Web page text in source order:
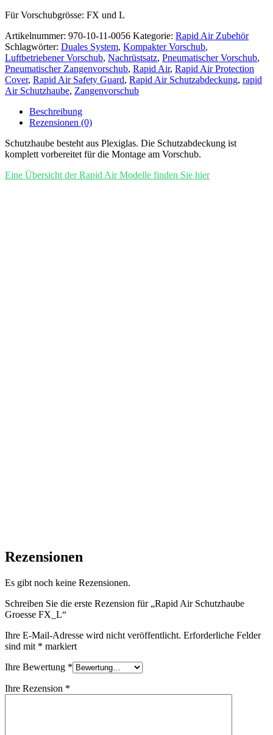
Für Vorschubgrösse: FX und L
Artikelnummer: 970-10-11-0056 Kategorie: Rapid Air Zubehör
Schlagwörter: Duales System, Kompakter Vorschub,
Luftbetriebener Vorschub, Nachrüstsatz, Pneumatischer Vorschub,
Pneumatischer Zangenvorschub, Rapid Air, Rapid Air Protection
Cover, Rapid Air Safety Guard, Rapid Air Schutzabdeckung, rapid
Air Schutzhaube, Zangenvorschub
Beschreibung
Rezensionen (0)
Schutzhaube besteht aus Plexiglas. Die Schutzabdeckung ist
komplett vorbereitet für die Montage am Vorschub.
Eine Übersicht der Rapid Air Modelle finden Sie hier
Rezensionen
Es gibt noch keine Rezensionen.
Schreiben Sie die erste Rezension für „Rapid Air Schutzhaube
Groesse FX_L“
Ihre E-Mail-Adresse wird nicht veröffentlicht. Erforderliche Felder
sind mit * markiert
Ihre Bewertung *
Ihre Rezension *